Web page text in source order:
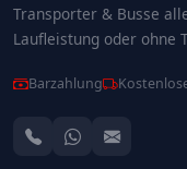
Transporter & Busse
Laufleistung oder ohne
Barzahlung